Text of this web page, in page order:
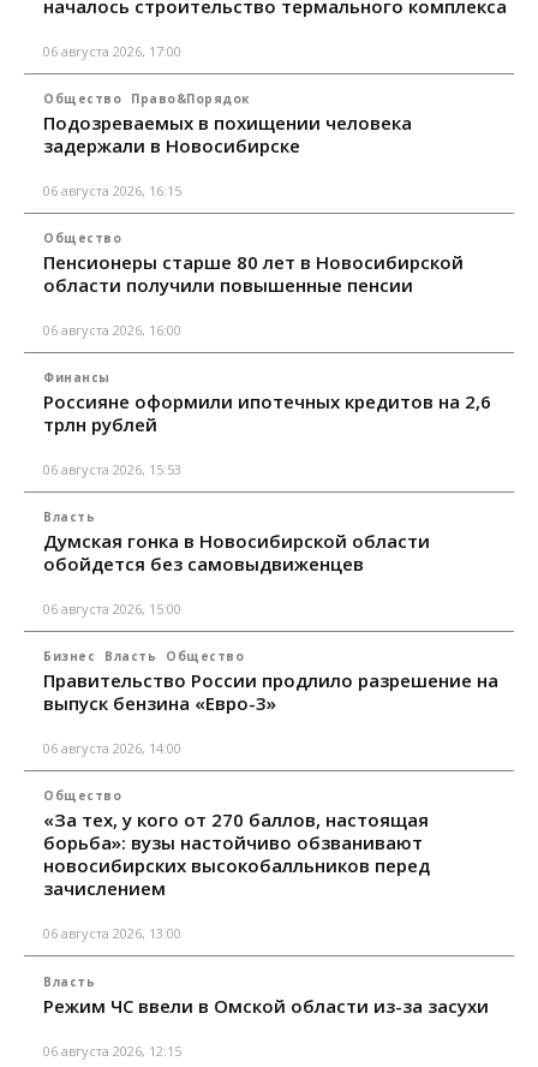
началось строительство термального комплекса
06 августа 2026, 17:00
Общество Право&Порядок
Подозреваемых в похищении человека
задержали в Новосибирске
06 августа 2026, 16:15
Общество
Пенсионеры старше 80 лет в Новосибирской
области получили повышенные пенсии
06 августа 2026, 16:00
Финансы
Россияне оформили ипотечных кредитов на 2,6
трлн рублей
06 августа 2026, 15:53
Власть
Думская гонка в Новосибирской области
обойдется без самовыдвиженцев
06 августа 2026, 15:00
Бизнес Власть Общество
Правительство России продлило разрешение на
выпуск бензина «Евро-3»
06 августа 2026, 14:00
Общество
«За тех, у кого от 270 баллов, настоящая
борьба»: вузы настойчиво обзванивают
новосибирских высокобалльников перед
зачислением
06 августа 2026, 13:00
Власть
Режим ЧС ввели в Омской области из-за засухи
06 августа 2026, 12:15